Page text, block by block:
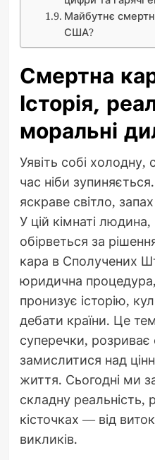
Майбутнє
США?
Смертна
Історія,
моральні
Уявіть собі холодну,
час ніби
яскраве світло,
У цій кімнаті
обірветься за
кара в Сполучених
юридична
пронизує історію,
дебати країни. Це
суперечки,
замислитися над
життя. Сьогодні ми
складну реальність,
кісточках — від
викликів.